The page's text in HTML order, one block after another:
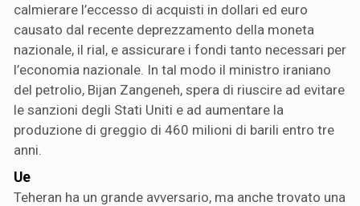
calmierare l’eccesso di acquisti in dollari ed euro
causato dal recente deprezzamento della moneta
nazionale, il rial, e assicurare i fondi tanto necessari per
l’economia nazionale. In tal modo il ministro iraniano
del petrolio, Bijan Zangeneh, spera di riuscire ad evitare
le sanzioni degli Stati Uniti e ad aumentare la
produzione di greggio di 460 milioni di barili entro tre
anni.
Ue
Teheran ha un grande avversario, ma anche trovato una